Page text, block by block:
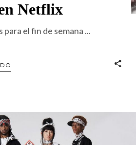
Netflix
para el fin de semana